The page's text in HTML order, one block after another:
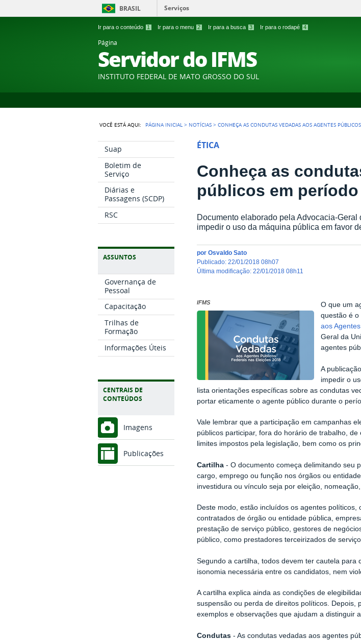
Ir para o conteúdo 1 Ir para o menu 2 Ir para a busca 3 Ir para o rodapé 4
BRASIL Serviços
Página
Servidor do IFMS
INSTITUTO FEDERAL DE MATO GROSSO DO SUL
VOCÊ ESTÁ AQUI: PÁGINA INICIAL > NOTÍCIAS >CONHEÇA AS CONDUTAS VEDADAS AOS AGENTES
Suap
Boletim de
Serviço
Diárias e
Passagens (SCDP)
RSC
ASSUNTOS
Governança de
Pessoal
Capacitação
Trilhas de
Formação
Informações Úteis
CENTRAIS DE
CONTEÚDOS
Imagens
Publicações
ÉTICA
Conheça as
públicos em
Documento elaborado pela Advocacia-
impedir o uso da máquina pública em favor
porOsvaldo Sato
publicado:22/01/2018 08h07
última modificação:22/01/2018 08h11
IFMS
O que um
questão é o
aos
Geral da
agentes
A
impedir o
lista orientações específicas sobre as condutas
portar eticamente o agente público durante o
Vale lembrar que a participação em campanhas
públicos participar, fora do horário de trabalho,
limites impostos pela legislação, bem como os
Cartilha - O documento começa delimitando seu
cargo, emprego ou função nos órgãos ou
investidura ou vínculo seja por eleição,
Deste modo, estão incluídos os agentes
contratados de órgão ou entidade pública,
prestação de serviço público, gestores de
público, como prestadores terceirizados de
Segundo a cartilha, todos devem ter cautela
isonomia necessária entre os candidatos, nem
A cartilha explica ainda as condições de
suspensão ou perda de direitos políticos. Depois,
exemplos e observações que ajudam a distinguir
Condutas - As condutas vedadas aos agentes